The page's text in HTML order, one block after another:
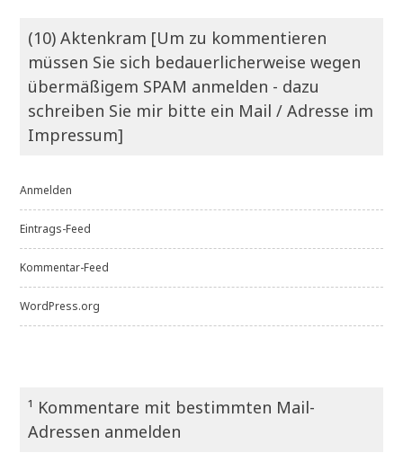
(10) Aktenkram [Um zu kommentieren
müssen Sie sich bedauerlicherweise wegen
übermäßigem SPAM anmelden - dazu
schreiben Sie mir bitte ein Mail / Adresse im
Impressum]
Anmelden
Eintrags-Feed
Kommentar-Feed
WordPress.org
¹ Kommentare mit bestimmten Mail-
Adressen anmelden